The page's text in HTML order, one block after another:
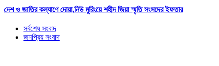
দেশ ও জাতির কল্যাণে দোয়া,নিউ মুরিংয়ে শহীদ জিয়া স্মৃতি সংসদের ইফতার
সর্বশেষ সংবাদ
জনপ্রিয় সংবাদ